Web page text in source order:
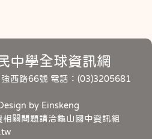
中學全球資訊網
西路66號 電話：(03)3205681
by Einskeng
關問題請洽龜山國中資訊組